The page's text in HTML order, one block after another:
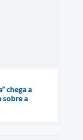
chega a
sobre a